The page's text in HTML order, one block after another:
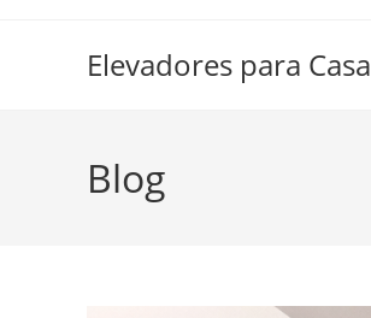
Elevadores para Casa
Blog